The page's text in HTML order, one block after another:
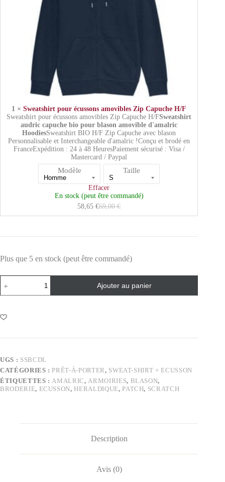
1 ×Sweatshirt pour écussons amovibles Zip Capuche H/F
Sweatshirt pour écussons amovibles Zip Capuche H/FSweatshirt
audric capuche bio pour blason amovible d'amalric
HoodiesSweatshirt BIO H/F Zip Capuche avec blason
Personnalisable et Interchangeable d'amalric !Conçu et brodé en
FranceExpédition : 24 à 48 HeuresPaiement sécurisé : Visa /
Mastercard / Paypal
Modèle Taille
Effacer
En stock (peut être commandé)
69,00€
58,65€
Plus que 5 en stock (peut être commandé)
Ajouter au panier
UGS : SSBCDL
CATÉGORIES : PRÊT-À-PORTER, SWEAT-SHIRT + ECUSSON
ÉTIQUETTES :AMALRIC,ARMOIRIES, BLASON,
BRODERIE, ECUSSON, HERALDIQUE, PATCH, SCRATCH
Description
Avis (0)